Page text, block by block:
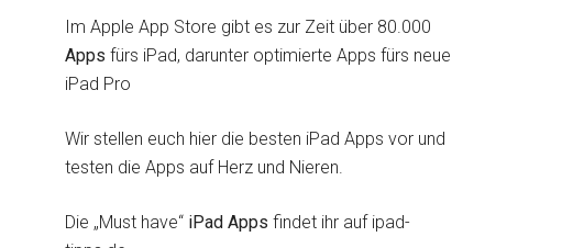
Im Apple App Store gibt es zur Zeit über 80.000
Apps fürs iPad, darunter optimierte Apps fürs neue
iPad Pro
Wir stellen euch hier die besten iPad Apps vor und
testen die Apps auf Herz und Nieren.
Die „Must have“ iPad Apps findet ihr auf ipad-